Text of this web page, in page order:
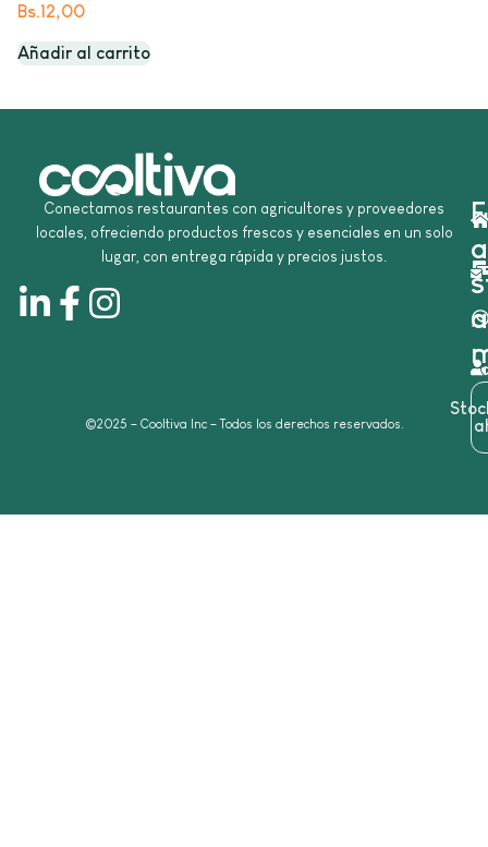
Bs.12,00
Añadir al carrito
Conectamos restaurantes con agricultores y proveedores
locales, ofreciendo productos frescos y esenciales en un solo
lugar, con entrega rápida y precios justos.
©2025 – Cooltiva Inc – Todos los derechos reservados.
a